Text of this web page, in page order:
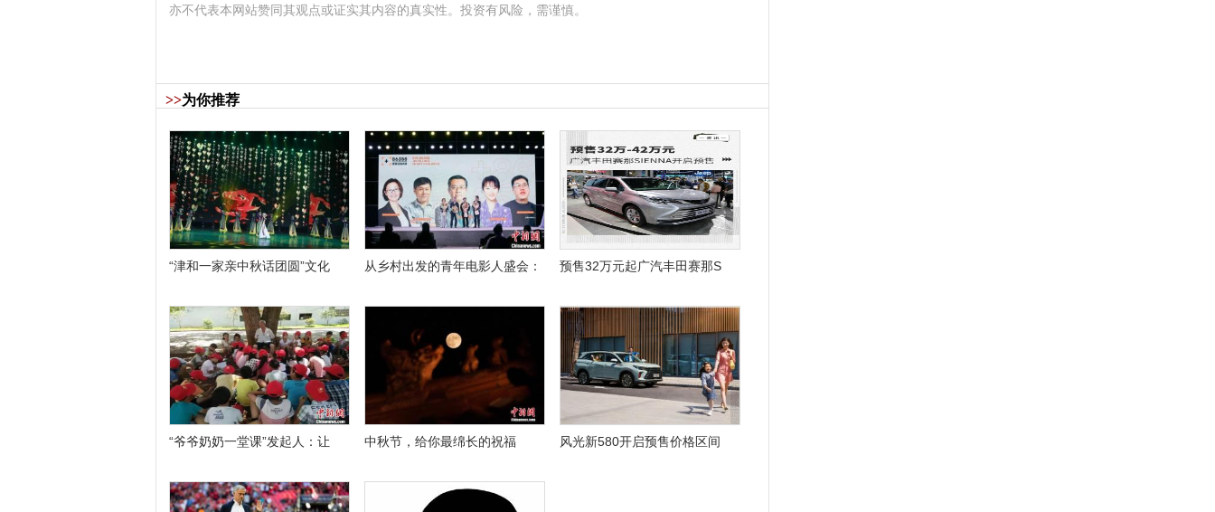
亦不代表本网站赞同其观点或证实其内容的真实性。投资有风险，需谨慎。
>>为你推荐
“津和一家亲中秋话团圆”文化 从乡村出发的青年电影人盛会： 预售32万元起广汽丰田赛那S
“爷爷奶奶一堂课”发起人：让 中秋节，给你最绵长的祝福 风光新580开启预售价格区间